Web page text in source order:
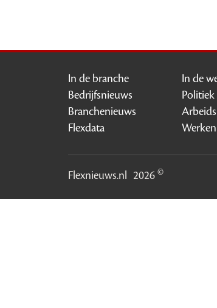
In de branche
Bedrijfsnieuws
Branchenieuws
Flexdata
In de
Politiek
Flexnieuws.nl 2026 ©